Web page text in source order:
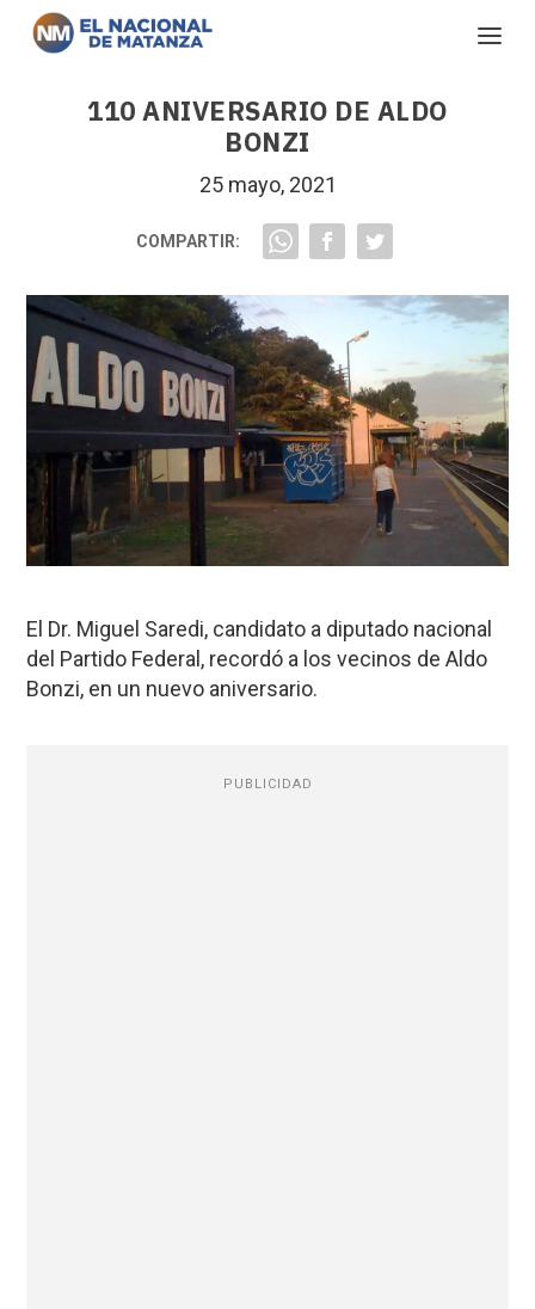
110 ANIVERSARIO DE ALDO
BONZI
25 mayo, 2021
COMPARTIR:
El Dr. Miguel Saredi, candidato a diputado nacional
del Partido Federal, recordó a los vecinos de Aldo
Bonzi, en un nuevo aniversario.
PUBLICIDAD